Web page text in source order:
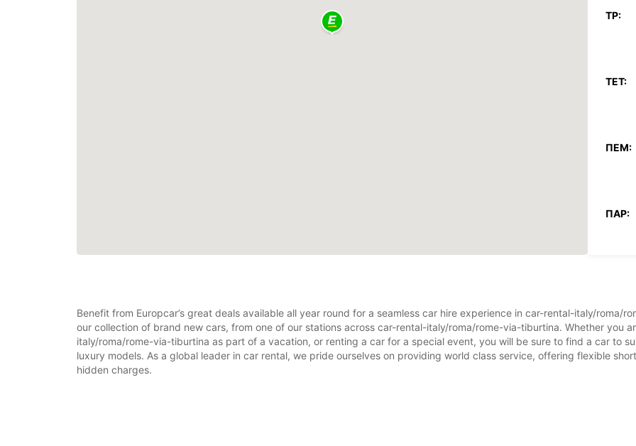
ΤΡ:
ΤΕΤ:
ΠΈΜ:
ΠΑΡ:
ΚΥΡ:
*Με
Αυτές
Benefit from Europcar’s great deals available all year round for a seamless car hire experience in car-rental-italy/roma/
our collection of brand new cars, from one of our stations across car-rental-italy/roma/rome-via-tiburtina. Whether you
italy/roma/rome-via-tiburtina as part of a vacation, or renting a car for a special event, you will be sure to find a car to
luxury models. As a global leader in car rental, we pride ourselves on providing world class service, offering flexible
hidden charges.